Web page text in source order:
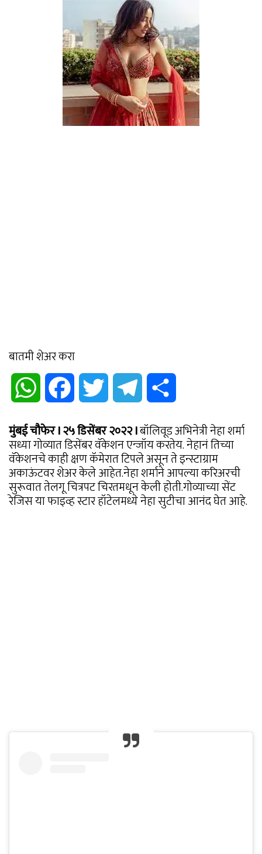
बातमी शेअर करा
WhatsApp Facebook Twitter Telegram
मुंबई चौफेर I २५ डिसेंबर २०२२ Iबॉलिवूड अभिनेत्री नेहा शर्मा
सध्या गोव्यात डिसेंबर वॅकेशन एन्जॉय करतेय. नेहानं तिच्या
वॅकेशनचे काही क्षण कॅमेरात टिपले असून ते इन्स्टाग्राम
अकाऊंटवर शेअर केले आहेत.नेहा शर्माने आपल्या करिअरची
सुरूवात तेलगू चित्रपट चिरतमधून केली होती.गोव्याच्या सेंट
रेजिस या फाइव्ह स्टार हॉटेलमध्ये नेहा सुटीचा आनंद घेत आहे.